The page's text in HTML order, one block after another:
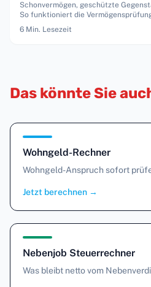
Schonvermögen, geschützte
So funktioniert die
6 Min. Lesezeit
Das könnte Sie
Wohngeld-Rechner
Wohngeld-Anspruch sofort
Jetzt berechnen →
Nebenjob Steuerrechner
Was bleibt netto vom